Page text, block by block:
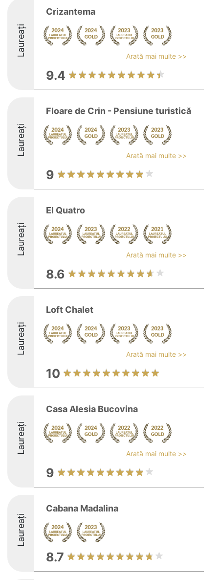
Laureați
Crizantema
Arată mai multe >>
9.4
Laureați
Floare de Crin - Pensiune turistică
Arată mai multe >>
9
Laureați
El Quatro
Arată mai multe >>
8.6
Laureați
Loft Chalet
Arată mai multe >>
10
Laureați
Casa Alesia Bucovina
Arată mai multe >>
9
Laureați
Cabana Madalina
8.7